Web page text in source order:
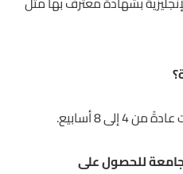
8 أسابيع.
للحصول على